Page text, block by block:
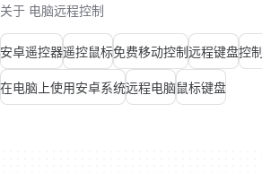
关于 电脑远程控制
安卓遥控器遥控鼠标免费移动控制远程键盘控
在电脑上使用安卓系统远程电脑鼠标键盘